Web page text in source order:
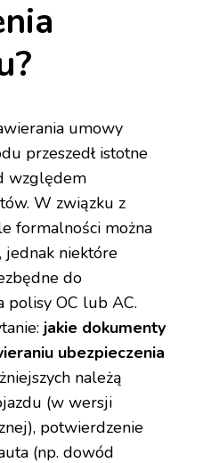
umowy
przeszedł istotne
względem
W związku z
formalności można
jednak niektóre
do
polisy OC lub AC.
jakie dokumenty
ubezpieczenia
należą
(w wersji
potwierdzenie
(np. dowód